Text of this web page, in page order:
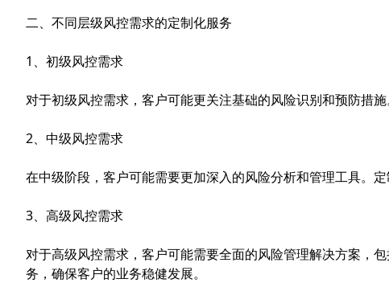
二、不同层级风控需求的定制化服务
1、初级风控需求
对于初级风控需求，客户可能更关注基础的风险识别和预防措
2、中级风控需求
在中级阶段，客户可能需要更加深入的风险分析和管理工具。
3、高级风控需求
对于高级风控需求，客户可能需要全面的风险管理解决方案，
务，确保客户的业务稳健发展。